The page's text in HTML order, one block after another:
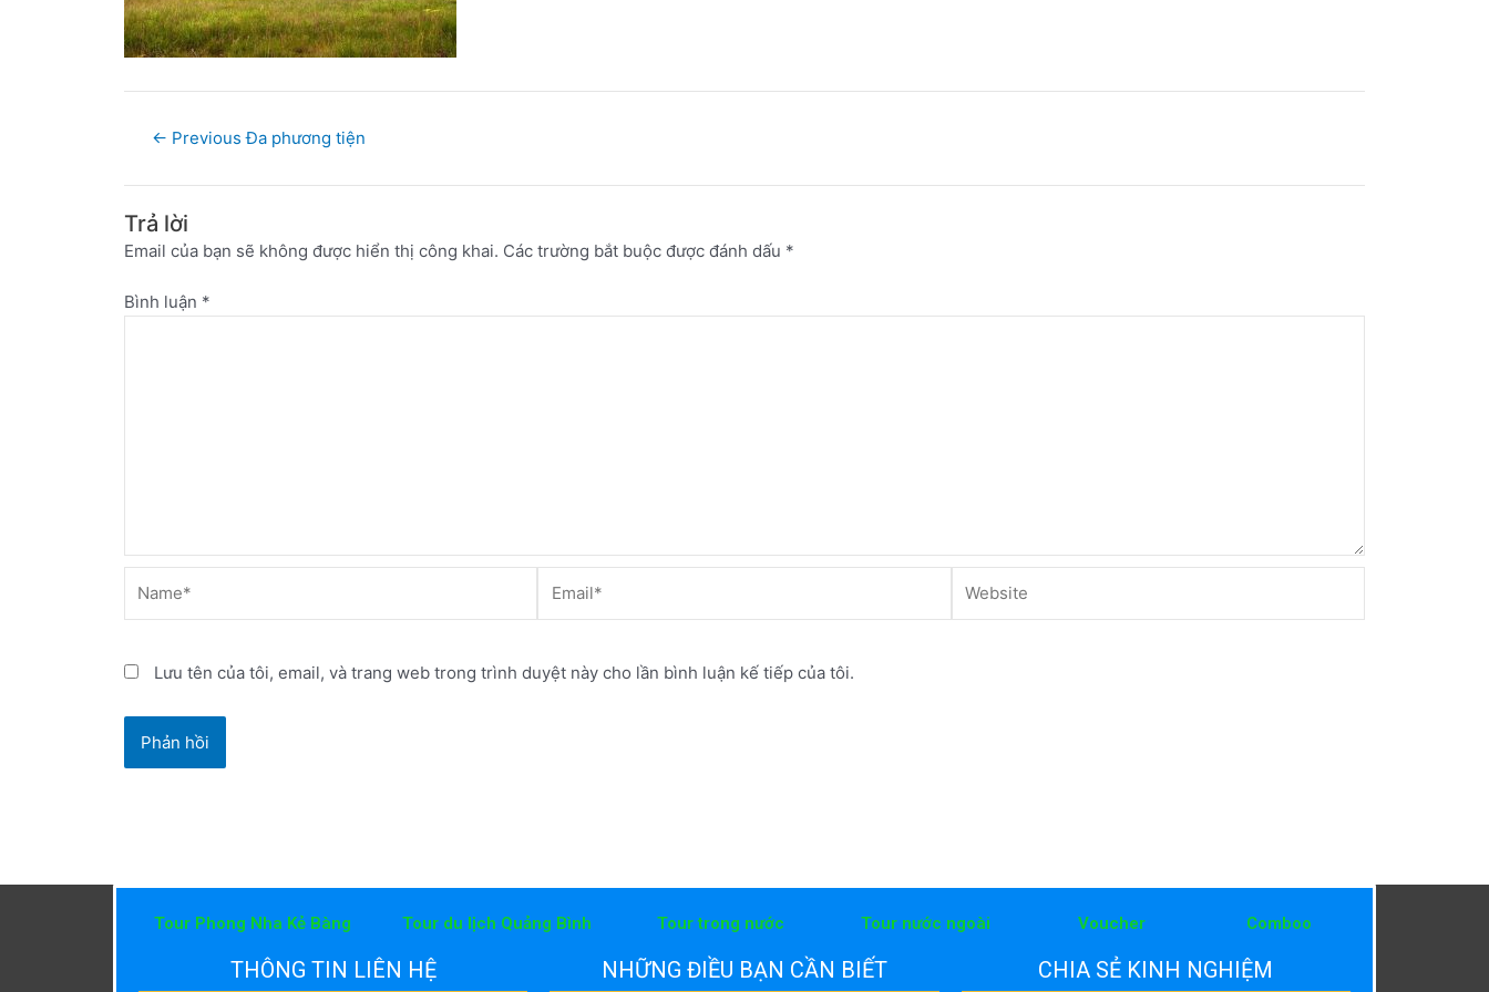
← Previous Đa phương tiện
Trả lời
Email của bạn sẽ không được hiển thị công khai. Các trường bắt buộc được đánh dấu *
Bình luận *
Lưu tên của tôi, email, và trang web trong trình duyệt này cho lần bình luận kế tiếp của tôi.
Tour Phong Nha Kẻ Bàng Tour du lịch Quảng Bình Tour trong nước Tour nước ngoài Voucher Comboo
THÔNG TIN LIÊN HỆ NHỮNG ĐIỀU BẠN CẦN BIẾT CHIA SẺ KINH NGHIỆM